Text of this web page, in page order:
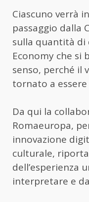
Ciascuno verrà
passaggio dalla
sulla quantità
Economy che si
senso, perché il
tornato a
Da qui la
Romaeuropa,
innovazione
culturale,
dell’esperienza
interpretare e